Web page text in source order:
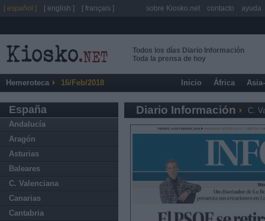
Todos los días Diario Información
Toda la prensa de hoy
Hemeroteca 16/Feb/2018 Inicio África
España
Andalucía
Aragón
Asturias
Baleares
C. Valenciana
Canarias
Cantabria
Diario Información C.
[ español ] [ english ] [ français ] sobre Kiosko.net contacto ayuda